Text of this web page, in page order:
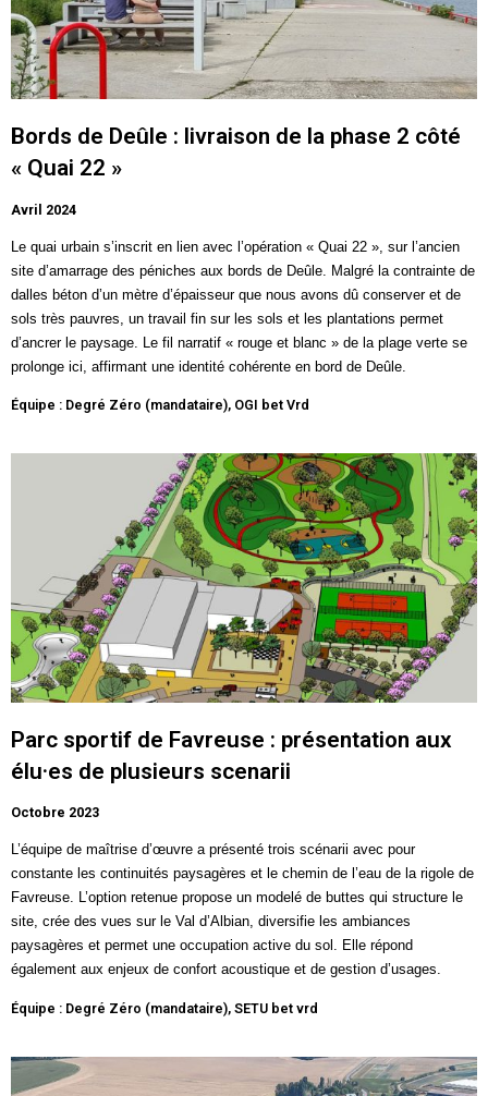
Bords de Deûle : livraison de la phase 2 côté
« Quai 22 »
Avril 2024
Le quai urbain s’inscrit en lien avec l’opération « Quai 22 », sur l’ancien
site d’amarrage des péniches aux bords de Deûle. Malgré la contrainte de
dalles béton d’un mètre d’épaisseur que nous avons dû conserver et de
sols très pauvres, un travail fin sur les sols et les plantations permet
d’ancrer le paysage. Le fil narratif « rouge et blanc » de la plage verte se
prolonge ici, affirmant une identité cohérente en bord de Deûle.
Équipe : Degré Zéro (mandataire), OGI bet Vrd
Parc sportif de Favreuse : présentation aux
élu·es de plusieurs scenarii
Octobre 2023
L’équipe de maîtrise d’œuvre a présenté trois scénarii avec pour
constante les continuités paysagères et le chemin de l’eau de la rigole de
Favreuse. L’option retenue propose un modelé de buttes qui structure le
site, crée des vues sur le Val d’Albian, diversifie les ambiances
paysagères et permet une occupation active du sol. Elle répond
également aux enjeux de confort acoustique et de gestion d’usages.
Équipe : Degré Zéro (mandataire), SETU bet vrd